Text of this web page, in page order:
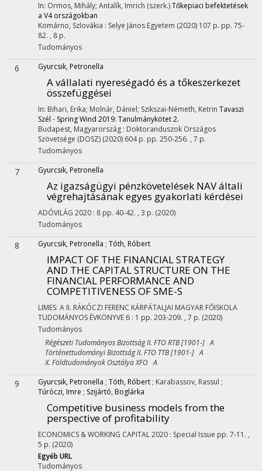
In: Ormos, Mihály; Antalík, Imrich (szerk.)Tőkepiaci befektetések
a V4 országokban
Komárno, Szlovákia : Selye János Egyetem (2020) 107 p. pp. 75-
82. , 8 p.
Tudományos
6 Gyurcsik, Petronella
A vállalati nyereségadó és a tőkeszerkezet
összefüggései
In: Bihari, Erika; Molnár, Dániel; Szikszai-Németh, Ketrin Tavaszi
Szél - Spring Wind 2019: Tanulmánykötet 2.
Budapest, Magyarország : Doktoranduszok Országos
Szövetsége (DOSZ) (2020) 604 p. pp. 250-256. , 7 p.
Tudományos
7 Gyurcsik, Petronella
Az igazságügyi pénzkövetelések NAV általi
végrehajtásának egyes gyakorlati kérdései
ADÓVILÁG 2020 : 8 pp. 40-42. , 3 p. (2020)
Tudományos
8 Gyurcsik, Petronella ; Tóth, Róbert
IMPACT OF THE FINANCIAL STRATEGY
AND THE CAPITAL STRUCTURE ON THE
FINANCIAL PERFORMANCE AND
COMPETITIVENESS OF SME-S
LIMES: A II. RÁKÓCZI FERENC KÁRPÁTALJAI MAGYAR FŐISKOLA
TUDOMÁNYOS ÉVKÖNYVE 6 : 1 pp. 203-209. , 7 p. (2020)
Tudományos
Régészeti Tudományos Bizottság II. FTO RTB [1901-] A
Történettudományi Bizottság II. FTO TTB [1901-] A
X. Földtudományok Osztálya XFO A
9 Gyurcsik, Petronella ; Tóth, Róbert ; Karabassov, Rassul ;
Túróczi, Imre ; Szijártó, Boglárka
Competitive business models from the
perspective of profitability
ECONOMICS & WORKING CAPITAL2020 : Special Issue pp. 7-11. ,
5 p. (2020)
Egyéb URL
Tudományos